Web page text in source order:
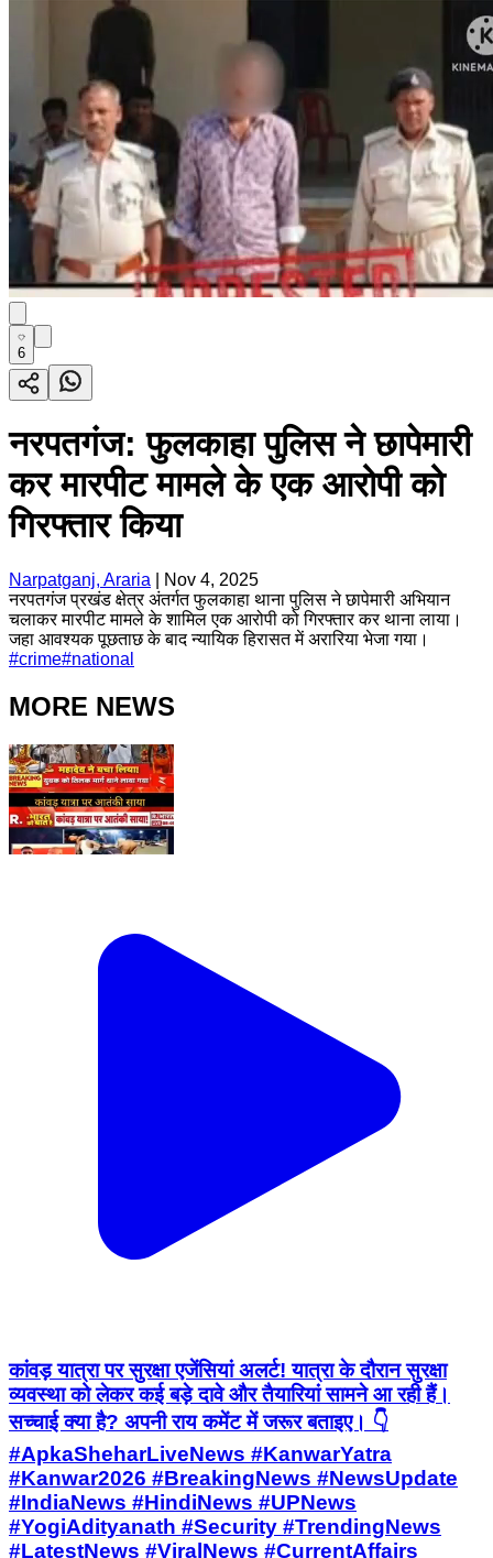
6
नरपतगंज: फुलकाहा पुलिस ने छापेमारी
कर मारपीट मामले के एक आरोपी को
गिरफ्तार किया
Narpatganj, Araria
Nov 4, 2025
नरपतगंज प्रखंड क्षेत्र अंतर्गत फुलकाहा थाना पुलिस ने छापेमारी अभियान
चलाकर मारपीट मामले के शामिल एक आरोपी को गिरफ्तार कर थाना लाया।
जहा आवश्यक पूछताछ के बाद न्यायिक हिरासत में अरारिया भेजा गया।
#crime#national
MORE NEWS
कांवड़ यात्रा पर सुरक्षा एजेंसियां अलर्ट! यात्रा के दौरान सुरक्षा
व्यवस्था को लेकर कई बड़े दावे और तैयारियां सामने आ रही हैं।
सच्चाई क्या है? अपनी राय कमेंट में जरूर बताइए। 👇
#ApkaSheharLiveNews #KanwarYatra
#Kanwar2026 #BreakingNews #NewsUpdate
#IndiaNews #HindiNews #UPNews
#YogiAdityanath #Security #TrendingNews
#LatestNews #ViralNews #CurrentAffairs